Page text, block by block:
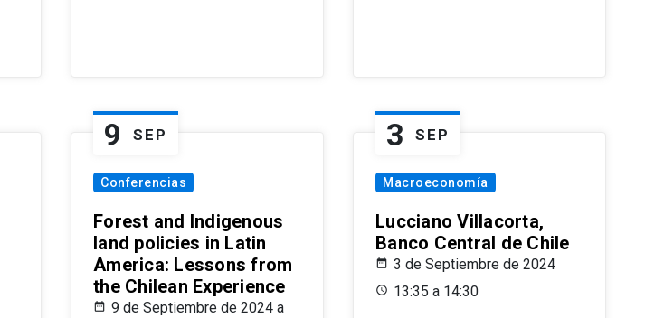
9 SEP
Conferencias
Forest and Indigenous
land policies in Latin
America: Lessons from
the Chilean Experience
9 de Septiembre de 2024 a
3 SEP
Macroeconomía
Lucciano Villacorta,
Banco Central de Chile
3 de Septiembre de 2024
13:35 a 14:30